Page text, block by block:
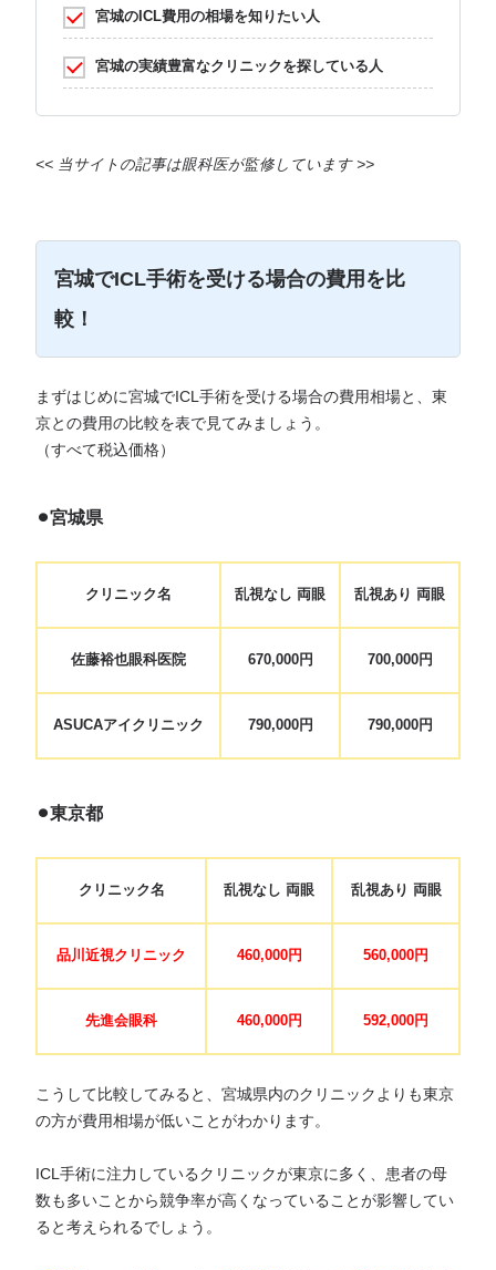
宮城のICL費用の相場を知りたい人
宮城の実績豊富なクリニックを探している人
<< 当サイトの記事は眼科医が監修しています >>
宮城でICL手術を受ける場合の費用を比
較！
まずはじめに宮城でICL手術を受ける場合の費用相場と、東
京との費用の比較を表で見てみましょう。
（すべて税込価格）
⚫︎宮城県
クリニック名 乱視なし 両眼 乱視あり 両眼
佐藤裕也眼科医院 670,000円 700,000円
ASUCAアイクリニック 790,000円 790,000円
⚫︎東京都
クリニック名 乱視なし 両眼 乱視あり 両眼
品川近視クリニック 460,000円 560,000円
先進会眼科 460,000円 592,000円
こうして比較してみると、宮城県内のクリニックよりも東京
の方が費用相場が低いことがわかります。
ICL手術に注力しているクリニックが東京に多く、患者の母
数も多いことから競争率が高くなっていることが影響してい
ると考えられるでしょう。